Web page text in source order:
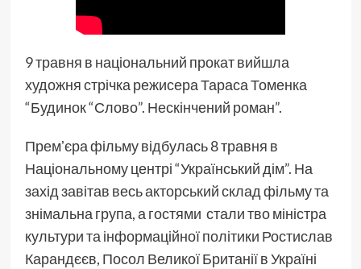
9 травня в національний прокат вийшла
художня стрічка режисера Тараса Томенка
“Будинок “Слово”. Нескінчений роман”.
Премʼєра фільму відбулась 8 травня в
Національному центрі “Український дім”. На
захід завітав весь акторський склад фільму та
знімальна група, а гостями стали тво міністра
культури та інформаційної політики Ростислав
Карандєєв, Посол Великої Британії в Україні